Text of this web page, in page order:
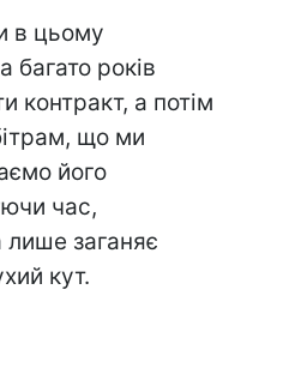
в цьому
років
контракт, а потім
що ми
його
час,
лише заганяє
кут.